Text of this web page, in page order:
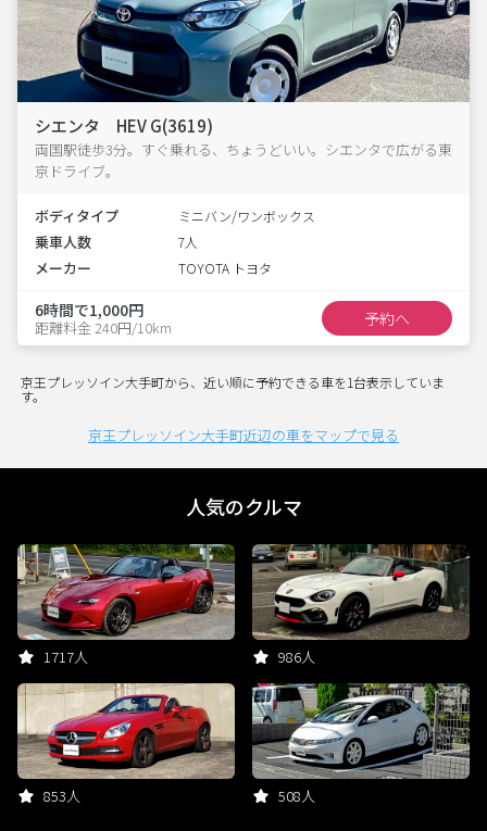
シエンタ HEV G(3619)
両国駅徒歩3分。すぐ乗れる、ちょうどいい。シエンタで広がる東
京ドライブ。
ボディタイプ ミニバン/ワンボックス
乗車人数 7人
メーカー TOYOTA トヨタ
6時間で1,000円
距離料金 240円/10km 予約へ
京王プレッソイン大手町から、近い順に予約できる車を1台表示していま
す。
京王プレッソイン大手町近辺の車をマップで見る
人気のクルマ
1717人 986人
853人 508人